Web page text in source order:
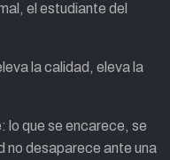
el estudiante del
la calidad, eleva la
lo que se encarece, se
no desaparece ante una